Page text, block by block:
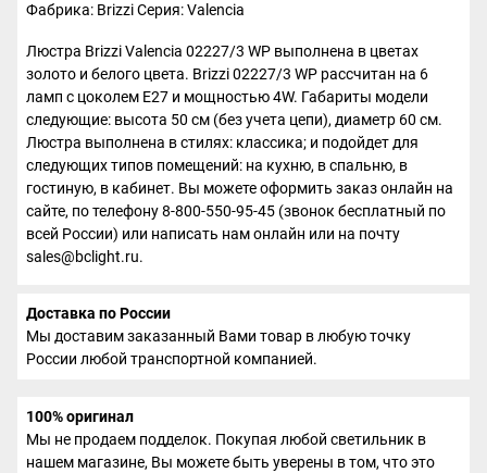
Фабрика: BrizziСерия: Valencia
Люстра Brizzi Valencia 02227/3 WP выполнена в цветах
золото и белого цвета. Brizzi 02227/3 WP рассчитан на 6
ламп с цоколем E27 и мощностью 4W. Габариты модели
следующие: высота 50 см (без учета цепи), диаметр 60 см.
Люстра выполнена в стилях: классика; и подойдет для
следующих типов помещений: на кухню, в спальню, в
гостиную, в кабинет. Вы можете оформить заказ онлайн на
сайте, по телефону 8-800-550-95-45 (звонок бесплатный по
всей России) или написать нам онлайн или на почту
sales@bclight.ru.
Доставка по России
Мы доставим заказанный Вами товар в любую точку
России любой транспортной компанией.
100% оригинал
Мы не продаем подделок. Покупая любой светильник в
нашем магазине, Вы можете быть уверены в том, что это